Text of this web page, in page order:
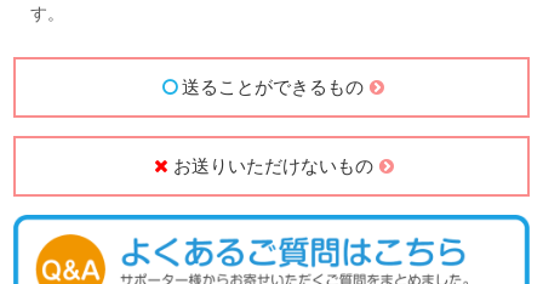
す。
送ることができるもの
お送りいただけないもの